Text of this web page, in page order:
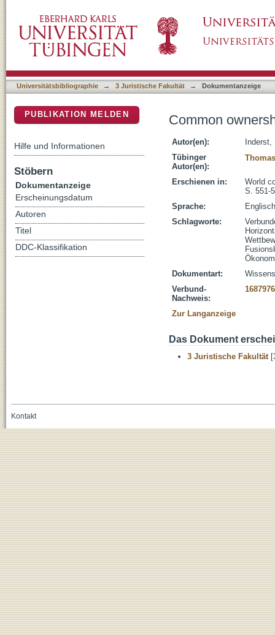
Universitätsbibliographie → 3 Juristische Fakultät → Dokumentanzeige
Common
Autor(en):
Inderst,
Tübinger
Autor(en):
Erschienen in:
World
S. 551-
Sprache:
Englisch
Schlagworte:
Dokumentart:
Verbund-
Nachweis:
Zur Langanzeige
Das Dokument
3 Juristische Fakultät
PUBLIKATION MELDEN
Hilfe und Informationen
Stöbern
Dokumentanzeige
Erscheinungsdatum
Autoren
Titel
DDC-Klassifikation
Kontakt